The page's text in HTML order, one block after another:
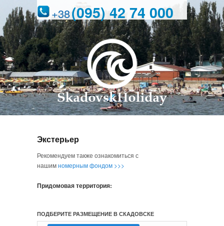
+38(095) 42 74 000
Экстерьер
Рекомендуем также ознакомиться с
нашимномерным фондом >>>
Придомовая территория:
ПОДБЕРИТЕ РАЗМЕЩЕНИЕ В СКАДОВСКЕ